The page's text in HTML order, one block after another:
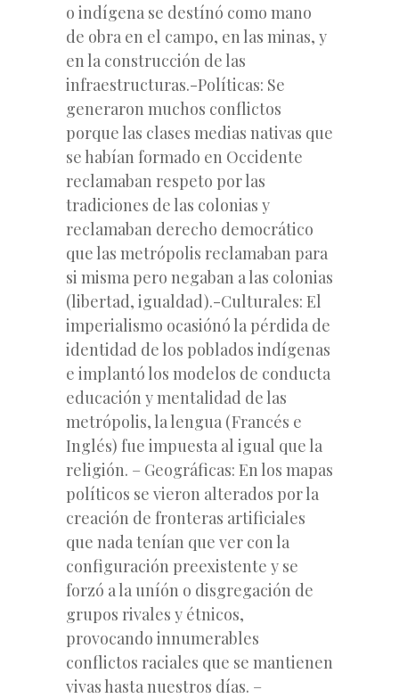
o indígena se destínó como mano
de obra en el campo, en las minas, y
en la construcción de las
infraestructuras.-Políticas: Se
generaron muchos conflictos
porque las clases medias nativas que
se habían formado en Occidente
reclamaban respeto por las
tradiciones de las colonias y
reclamaban derecho democrático
que las metrópolis reclamaban para
si misma pero negaban a las colonias
(libertad, igualdad).-Culturales: El
imperialismo ocasiónó la pérdida de
identidad de los poblados indígenas
e implantó los modelos de conducta
educación y mentalidad de las
metrópolis, la lengua (Francés e
Inglés) fue impuesta al igual que la
religión. – Geográficas: En los mapas
políticos se vieron alterados por la
creación de fronteras artificiales
que nada tenían que ver con la
configuración preexistente y se
forzó a la uníón o disgregación de
grupos rivales y étnicos,
provocando innumerables
conflictos raciales que se mantienen
vivas hasta nuestros días. –